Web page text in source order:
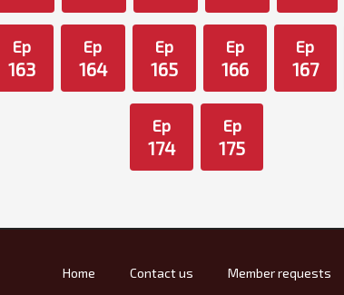
Ep
163
Ep
164
Ep
165
Ep
166
Ep
167
Ep
174
Ep
175
Home Contact us Member requests